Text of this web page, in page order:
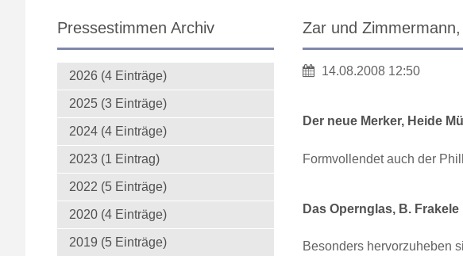
Zar und
14.08.2008 12:50
Der neue Merker, Heide
Formvollendet auch der
Das Opernglas, B. Frakele
Besonders hervorzuheben
Pressestimmen Archiv
2026 (4 Einträge)
2025 (3 Einträge)
2024 (4 Einträge)
2023 (1 Eintrag)
2022 (5 Einträge)
2020 (4 Einträge)
2019 (5 Einträge)